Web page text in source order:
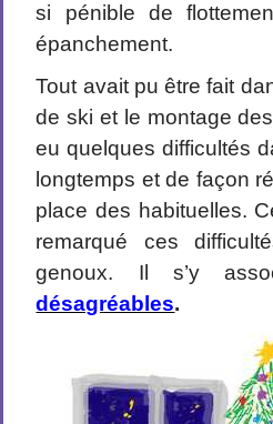
si pénible de
épanchement.
Tout avait pu être fait
de ski et le montage
eu quelques difficultés
longtemps et de façon
place des habituelles.
remarqué ces
genoux. Il s’y
désagréables.